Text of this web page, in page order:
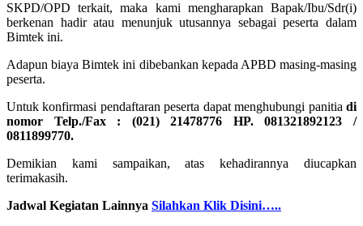
SKPD/OPD terkait, maka kami mengharapkan Bapak/Ibu/Sdr(i)
berkenan hadir atau menunjuk utusannya sebagai peserta dalam
Bimtek ini.
Adapun biaya Bimtek ini dibebankan kepada APBD masing-masing
peserta.
Untuk konfirmasi pendaftaran peserta dapat menghubungi panitia di
nomor Telp./Fax : (021) 21478776 HP. 081321892123 /
0811899770.
Demikian kami sampaikan, atas kehadirannya diucapkan
terimakasih.
Jadwal Kegiatan Lainnya Silahkan Klik Disini…..